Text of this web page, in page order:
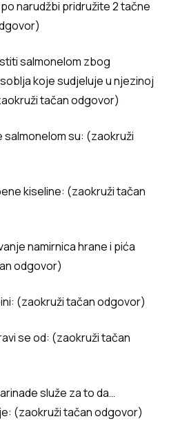
narudžbi pridružite 2 tačne
salmonelom zbog
koje sudjeluje u njezinoj
tačan odgovor)
su: (zaokruži
kiseline: (zaokruži tačan
namirnica hrane i pića
odgovor)
(zaokruži tačan odgovor)
se od: (zaokruži tačan
služe za to da…
(zaokruži tačan odgovor)